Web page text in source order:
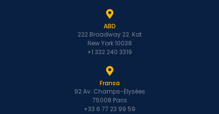
ABD
222 Broadway 22. Kat
New York 10038
+1 332 240 3319
Fransa
92 Av. Champs-Élysées
75008 Paris
+33 6 77 23 99 59